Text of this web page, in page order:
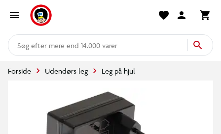
mere end 14.000 varer
Forside Udendørs leg Leg på hjul